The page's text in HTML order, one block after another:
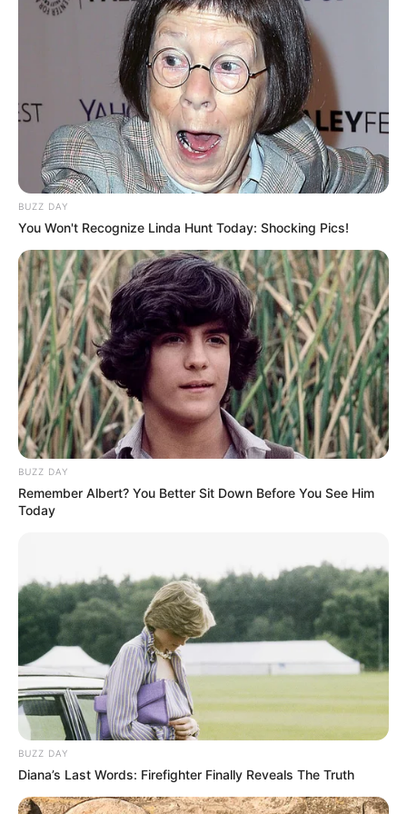
36 juta rupiah.
Pembuatan film ilegal
Di tahun 2018, ia pernah membuat postingan yang membuat
kontriversial. Ia pernah mengungkap telah bekerja sama dengan
sutradara dan penulis skenario film India yang kontroversial, Ram
Gopal Varma.
Atas postingannya tersebut, Ram Gopal harus menghadapi
tuntutan hukum.
Fakta Menarik
Lahir di Palm Springs, California, Amerika Serikat.
Sebagai etnis kulit putih, ia memiliki beberapa keturunan,
seperti Prancis, Kanada, Irlandia, dan Jerman.
Diperkenalkan ke industri dewasa oleh Natasha Malkova,
temannya dari sekolahnya.
BUZZ DAY
You Won't Recognize Linda Hunt Today: Shocking Pics!
BUZZ DAY
Remember Albert? You Better Sit Down Before You See Him
Today
BUZZ DAY
Diana’s Last Words: Firefighter Finally Reveals The Truth